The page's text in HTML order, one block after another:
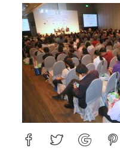
0_BP1ibyKk5c5-JMD-